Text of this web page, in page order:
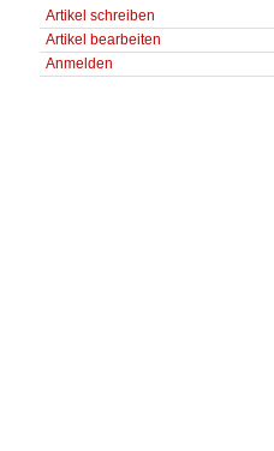
Artikel schreiben
Artikel bearbeiten
Anmelden